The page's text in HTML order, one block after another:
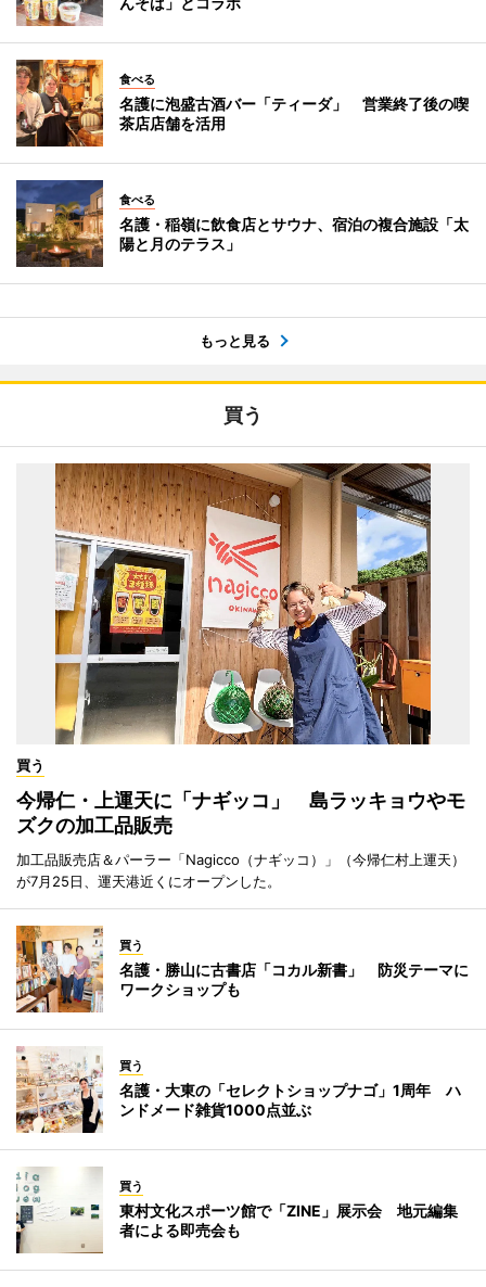
食べる
名護に泡盛古酒バー「ティーダ」 営業終了後の喫
茶店店舗を活用
食べる
名護・稲嶺に飲食店とサウナ、宿泊の複合施設「太
陽と月のテラス」
もっと見る
買う
買う
今帰仁・上運天に「ナギッコ」 島ラッキョウやモ
ズクの加工品販売
加工品販売店＆パーラー「Nagicco（ナギッコ）」（今帰仁村上運天）
が7月25日、運天港近くにオープンした。
買う
名護・勝山に古書店「コカル新書」 防災テーマに
ワークショップも
買う
名護・大東の「セレクトショップナゴ」1周年 ハ
ンドメード雑貨1000点並ぶ
買う
東村文化スポーツ館で「ZINE」展示会 地元編集
者による即売会も